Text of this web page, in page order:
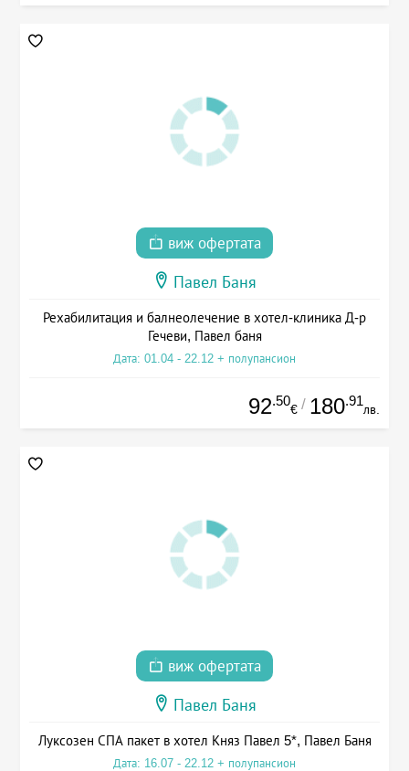
виж офертата
Павел Баня
Рехабилитация и балнеолечение в хотел-клиника Д-р
Гечеви, Павел баня
Дата: 01.04 - 22.12 + полупансион
92.50
€ / 180.91
лв.
виж офертата
Павел Баня
Луксозен СПА пакет в хотел Княз Павел 5*, Павел Баня
Дата: 16.07 - 22.12 + полупансион